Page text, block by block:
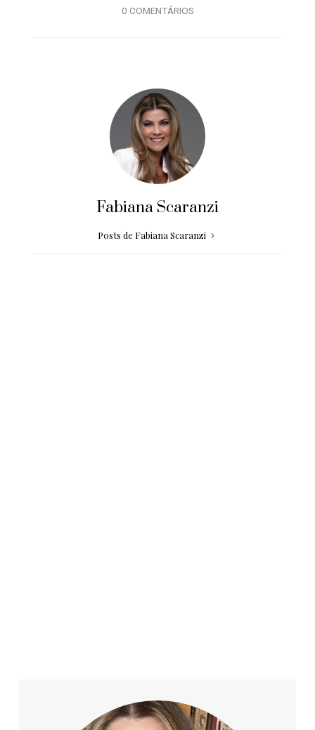
0 COMENTÁRIOS
Fabiana Scaranzi
Posts de Fabiana Scaranzi